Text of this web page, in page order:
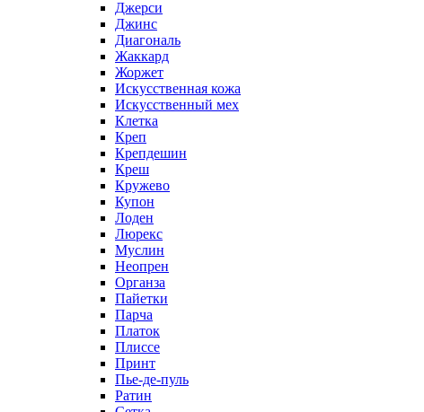
Джерси
Джинс
Диагональ
Жаккард
Жоржет
Искусственная кожа
Искусственный мех
Клетка
Креп
Крепдешин
Креш
Кружево
Купон
Лоден
Люрекс
Муслин
Неопрен
Органза
Пайетки
Парча
Платок
Плиссе
Принт
Пье-де-пуль
Ратин